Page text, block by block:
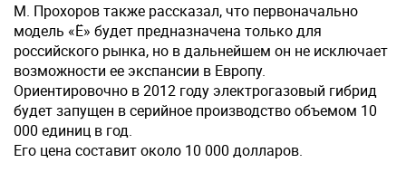
М. Прохоров также рассказал, что первоначально
модель «Ё» будет предназначена только для
российского рынка, но в дальнейшем он не исключает
возможности ее экспансии в Европу.
Ориентировочно в 2012 году электрогазовый гибрид
будет запущен в серийное производство объемом 10
000 единиц в год.
Его цена составит около 10 000 долларов.